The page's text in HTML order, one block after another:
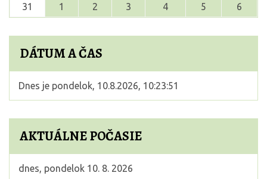
31
1 2 3 4 5 6
DÁTUM A ČAS
Dnes je pondelok 10.8.2026 10:23:52
AKTUÁLNE POČASIE
dnes, pondelok 10. 8. 2026